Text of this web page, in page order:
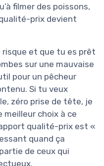
filmer des poissons,
prix devient
risque et que tu es prêt
sur une mauvaise
pour un pêcheur
Si tu veux
zéro prise de tête, je
meilleur choix à ce
qualité-prix est «
quand ça
de ceux qui